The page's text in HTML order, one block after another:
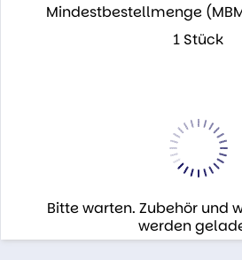
Mindestbestellmenge
1 Stück
Bitte warten. Zubehör und
werden